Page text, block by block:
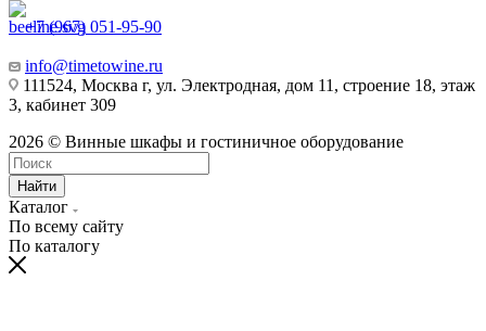
+7 (967) 051-95-90
info@timetowine.ru
111524, Москва г, ул. Электродная, дом 11, строение 18, этаж
3, кабинет 309
2026 © Винные шкафы и гостиничное оборудование
Найти
Каталог
По всему сайту
По каталогу